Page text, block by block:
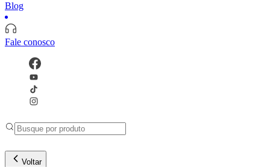
Blog
Fale conosco
Voltar